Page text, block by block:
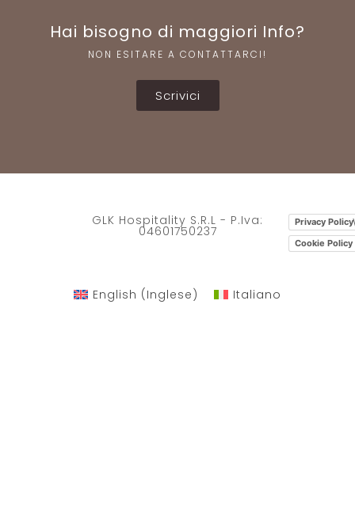
Hai bisogno di maggiori Info?
NON ESITARE A CONTATTARCI!
Scrivici
GLK Hospitality S.R.L - P.Iva:
04601750237
Privacy Policy
Cookie Policy
English ( Inglese ) Italiano